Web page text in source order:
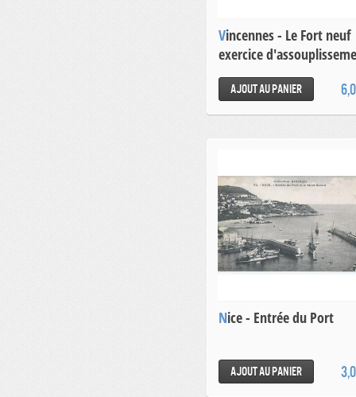
Vincennes - Le Fort neuf
exercice
Ajout au panier
Nice - Entrée du Port
Ajout au panier